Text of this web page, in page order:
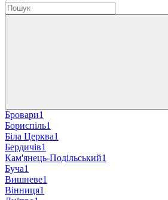
Бровари1
Бориспіль1
Біла Церква1
Бердичів1
Кам'янець-Подільський1
Буча1
Вишневе1
Вінниця1